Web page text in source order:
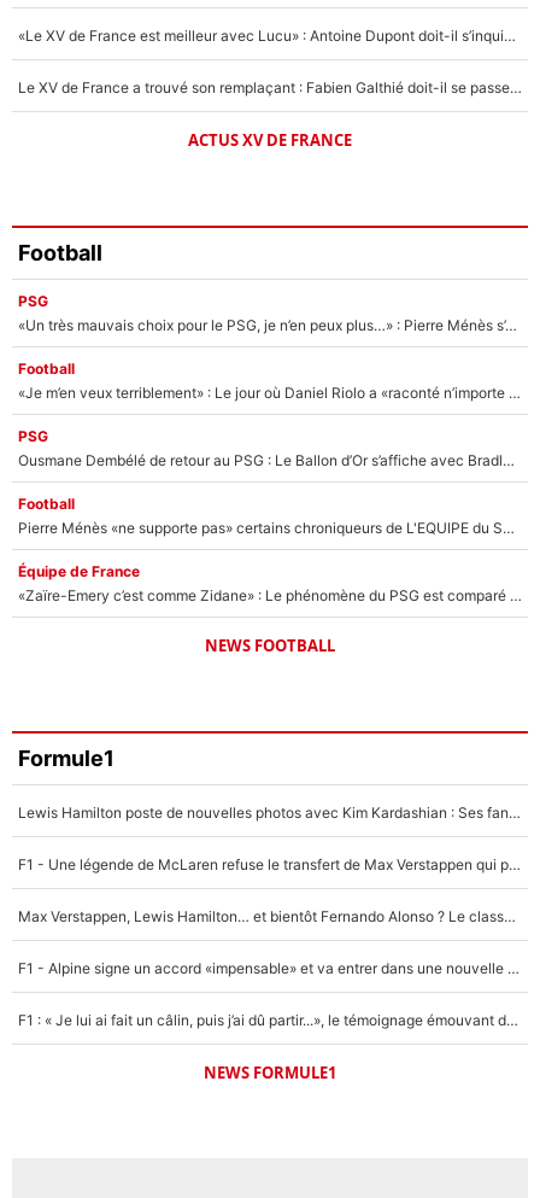
«Le XV de France est meilleur avec Lucu» : Antoine Dupont doit-il s’inquiéter pour sa place ?
Le XV de France a trouvé son remplaçant : Fabien Galthié doit-il se passer d'Antoine Dupont ?
ACTUS XV DE FRANCE
Football
PSG
«Un très mauvais choix pour le PSG, je n’en peux plus…» : Pierre Ménès s’est complètement trompé avec Luis Enrique et ces déclarations le prouvent !
Football
«Je m’en veux terriblement» : Le jour où Daniel Riolo a «raconté n’importe quoi» dans l'After Foot !
PSG
Ousmane Dembélé de retour au PSG : Le Ballon d’Or s’affiche avec Bradley Barcola en plein cœur du feuilleton sur son départ !
Football
Pierre Ménès «ne supporte pas» certains chroniqueurs de L'EQUIPE du Soir : Ils vont tous partir !
Équipe de France
«Zaïre-Emery c’est comme Zidane» : Le phénomène du PSG est comparé à son nouveau sélectionneur... et ils vont se retrouver en Bleus !
NEWS FOOTBALL
Formule1
Lewis Hamilton poste de nouvelles photos avec Kim Kardashian : Ses fans le voient déjà redevenir champion du monde de F1 grâce à elle !
F1 - Une légende de McLaren refuse le transfert de Max Verstappen qui pourrait «faire des vagues» et plomber l'ambiance dans l'équipe
Max Verstappen, Lewis Hamilton… et bientôt Fernando Alonso ? Le classement des pilotes les mieux payés en Formule 1 risque de changer !
F1 - Alpine signe un accord «impensable» et va entrer dans une nouvelle dimension : Grande nouvelle pour Pierre Gasly !
F1 : « Je lui ai fait un câlin, puis j’ai dû partir...», le témoignage émouvant de Max Verstappen sur sa fille
NEWS FORMULE1